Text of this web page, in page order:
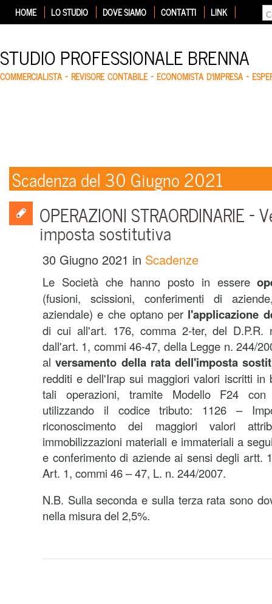
HOME LO STUDIO DOVE SIAMO CONTATTI LINK
STUDIO PROFESSIONALE BRENNA
COMMERCIALISTA – REVISORE CONTABILE – ECONOMISTA D'IMPRESA –
Scadenza del 30 Giugno 2021
OPERAZIONI STRAORDINARIE –
imposta sostitutiva
30 Giugno 2021 in Scadenze
Le Società che hanno posto in essere
(fusioni, scissioni, conferimenti di
aziendale) e che optano per l'applicazione
di cui all'art. 176, comma 2-ter, del D.P.R.
dall'art. 1, commi 46-47, della Legge n. 244/
alversamento della rata dell'imposta
redditi e dell'Irap sui maggiori valori iscritti in
tali operazioni, tramite Modello F24 con
utilizzando il codice tributo: 1126 –
riconoscimento dei maggiori valori
immobilizzazioni materiali e immateriali a
e conferimento di aziende ai sensi degli artt.
Art. 1, commi 46 – 47, L. n. 244/2007.
N.B. Sulla seconda e sulla terza rata sono
nella misura del 2,5%.